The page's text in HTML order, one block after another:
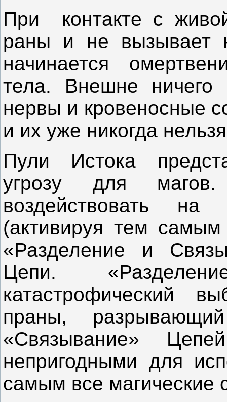
При
контакте с
раны и не вызывает
начинается
тела. Внешне ничего
нервы и кровеносные
и их уже никогда
Пули Истока
угрозу для
воздействовать
(активируя тем
«Разделение и
Цепи.
катастрофический
праны,
«Связывание»
непригодными для
самым все магические